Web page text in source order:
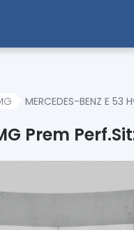
MERCEDES-BENZ E
Prem